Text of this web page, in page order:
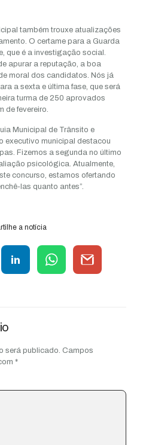
também trouxe atualizações
O certame para a Guarda
que é a investigação social.
apurar a reputação, a boa
moral dos candidatos. Nós já
a sexta e última fase, que será
turma de 250 aprovados
de fevereiro.
Municipal de Trânsito e
executivo municipal destacou
Fizemos a segunda no último
psicológica. Atualmente,
concurso, estamos ofertando
las quanto antes”.
a notícia
será publicado. Campos
*